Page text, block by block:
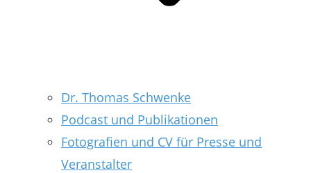
Dr. Thomas Schwenke
Podcast und Publikationen
Fotografien und CV für Presse und
Veranstalter